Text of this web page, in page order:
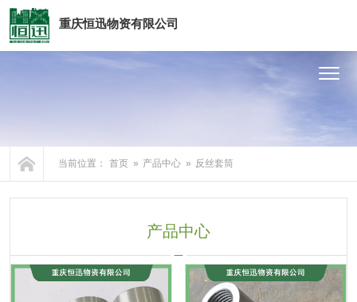
重庆恒迅物资有限公司
产品中心
发货案例
当前位置： 首页 » 产品中心 » 反丝套筒
产品中心